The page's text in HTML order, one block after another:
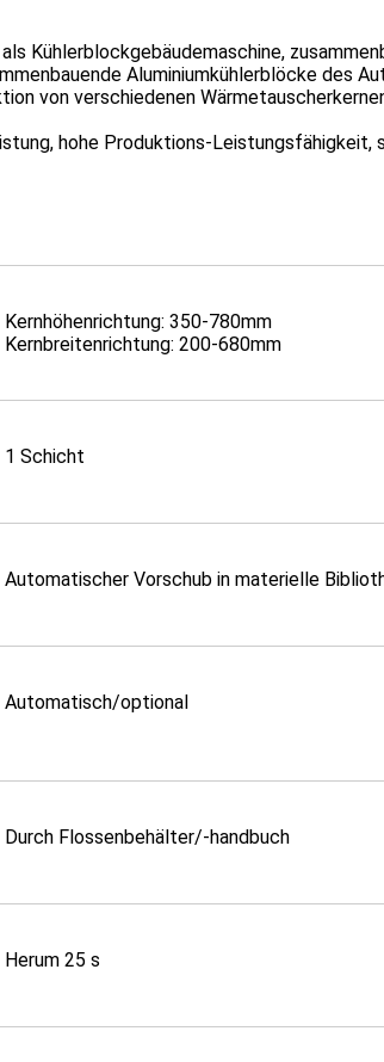
Kühlerblockgebäudemaschine,
Aluminiumkühlerblöcke des
von verschiedenen
hohe Produktions-Leistungsfähigkeit,
Kernhöhenrichtung: 350-780mm
Kernbreitenrichtung: 200-680mm
1 Schicht
Automatischer Vorschub in materielle
Automatisch/optional
Durch Flossenbehälter/-handbuch
Herum 25 s